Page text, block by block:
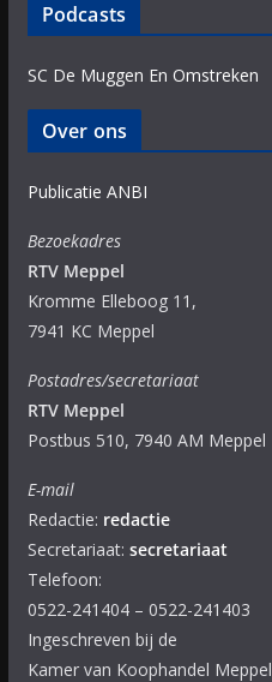
Podcasts
SC De Muggen En Omstreken
Over ons
Publicatie ANBI
Bezoekadres
RTV Meppel
Kromme Elleboog 11,
7941 KC Meppel
Postadres/secretariaat
RTV Meppel
Postbus 510, 7940 AM Meppel
E-mail
Redactie: redactie
Secretariaat: secretariaat
Telefoon:
0522-241404 – 0522-241403
Ingeschreven bij de
Kamer van Koophandel Meppel